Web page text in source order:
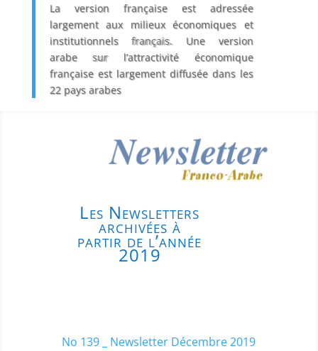
La version française est adressée
largement aux milieux économiques et
institutionnels français. Une version
arabe sur l’attractivité économique
française est largement diffusée dans les
22 pays arabes
Les Newsletters
archivées à
partir de l’année
2019
No 139 _ Newsletter Décembre 2019